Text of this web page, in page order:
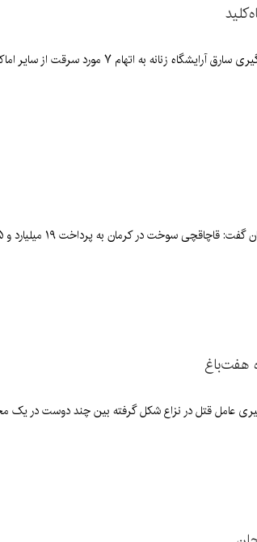
۷ مورد سرقت از سایر اماکن خصوصی و تجاری خبر داد.
به پرداخت ۱۹ میلیارد و ۹۱۵ میلیون ریال جزای نقدی محکوم شد.
هفت‌باغ
عامل قتل در نزاع شکل گرفته بین چند دوست در یک